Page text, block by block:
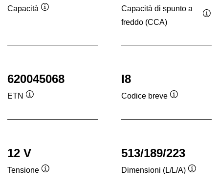
Capacità
Capacità di spunto a
freddo (CCA)
620045068
ETN
I8
Codice breve
12 V
Tensione
513/189/223
Dimensioni (L/L/A)